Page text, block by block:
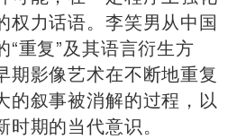
权力话语。李笑男从中国
“重复”及其语言衍生方
期影像艺术在不断地重复
的叙事被消解的过程，以
期的当代意识。